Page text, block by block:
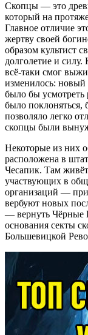
Скопцы — это
который на
Главное отличие
жертву своей
образом культист
долголетие и силу.
всё-таки смог
изменилось:
было бы
было поклоняться,
позволяло легко
скопцы были
Некоторые из них
расположена в
Чесапик. Там
участвующих в
организаций —
вербуют новых
— вернуть Чёрные
основания секты
Большевицкой